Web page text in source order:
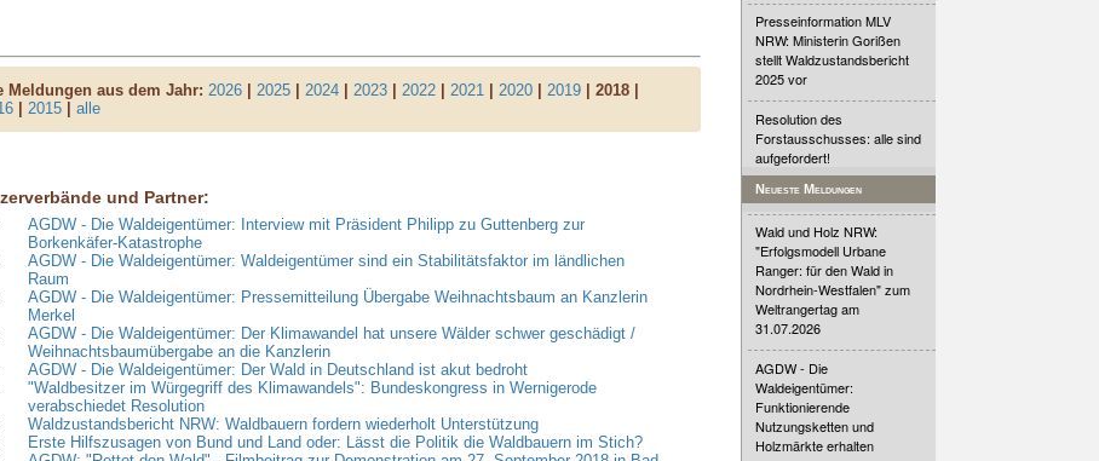
Meldungen aus dem Jahr: 2026| 2025| 2024| 2023| 2022| 2021| 2020| 2019| 2018 |
| 2015| alle
und Partner:
AGDW - Die Waldeigentümer: Interview mit Präsident Philipp zu Guttenberg zur
Borkenkäfer-Katastrophe
AGDW - Die Waldeigentümer: Waldeigentümer sind ein Stabilitätsfaktor im ländlichen
Raum
AGDW - Die Waldeigentümer: Pressemitteilung Übergabe Weihnachtsbaum an Kanzlerin
Merkel
AGDW - Die Waldeigentümer: Der Klimawandel hat unsere Wälder schwer geschädigt /
Weihnachtsbaumübergabe an die Kanzlerin
AGDW - Die Waldeigentümer: Der Wald in Deutschland ist akut bedroht
"Waldbesitzer im Würgegriff des Klimawandels": Bundeskongress in Wernigerode
verabschiedet Resolution
Waldzustandsbericht NRW: Waldbauern fordern wiederholt Unterstützung
Erste Hilfszusagen von Bund und Land oder: Lässt die Politik die Waldbauern im Stich?
Presseinformation MLV
NRW: Ministerin Gorißen
stellt Waldzustandsbericht
2025 vor
Resolution des
Forstausschusses: alle sind
aufgefordert!
Neueste Meldungen
Wald und Holz NRW:
"Erfolgsmodell Urbane
Ranger: für den Wald in
Nordrhein-Westfalen" zum
Weltrangertag am
31.07.2026
AGDW - Die
Waldeigentümer:
Funktionierende
Nutzungsketten und
Holzmärkte erhalten